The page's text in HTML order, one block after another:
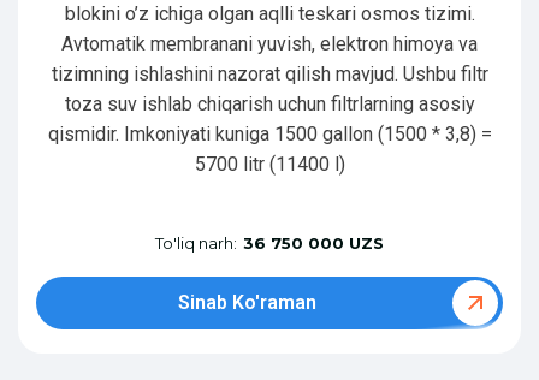
blokini o’z ichiga olgan aqlli teskari osmos tizimi.
Avtomatik membranani yuvish, elektron himoya va
tizimning ishlashini nazorat qilish mavjud. Ushbu filtr
toza suv ishlab chiqarish uchun filtrlarning asosiy
qismidir. Imkoniyati kuniga 1500 gallon (1500 * 3,8) =
5700 litr (11400 l)
To'liq narh: 36 750 000 UZS
Sinab Ko'raman